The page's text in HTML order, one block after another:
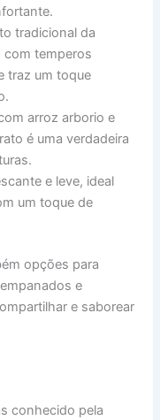
tradicional da
com temperos
traz um toque
arroz arborio e
é uma verdadeira
e leve, ideal
um toque de
opções para
e
e saborear
conhecido pela